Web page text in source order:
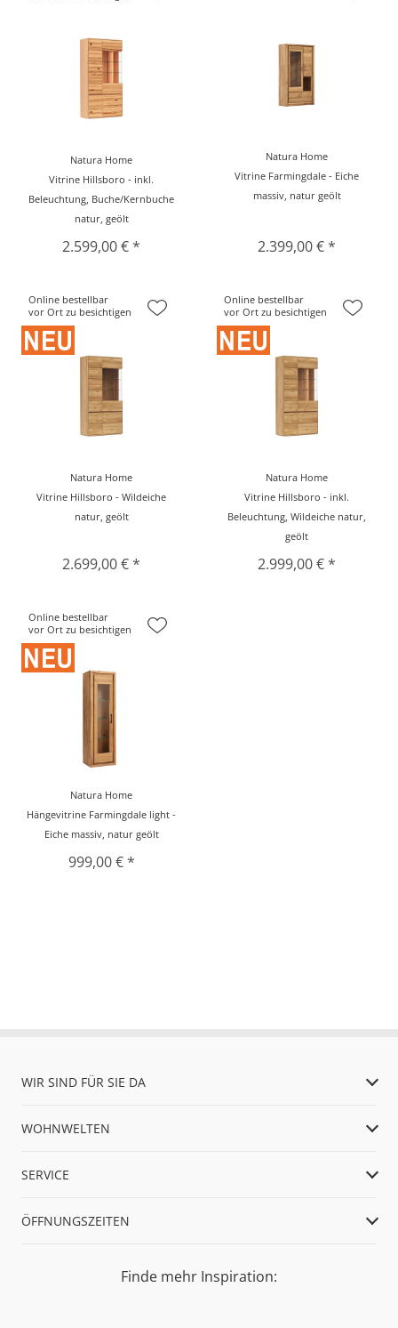
Natura Home
Vitrine Hillsboro - inkl.
Beleuchtung, Buche/Kernbuche
natur, geölt
2.599,00 € *
Natura Home
Vitrine Farmingdale - Eiche
massiv, natur geölt
2.399,00 € *
Online bestellbar
vor Ort zu besichtigen
Natura Home
Vitrine Hillsboro - Wildeiche
natur, geölt
2.699,00 € *
Online bestellbar
vor Ort zu besichtigen
Natura Home
Vitrine Hillsboro - inkl.
Beleuchtung, Wildeiche natur,
geölt
2.999,00 € *
Online bestellbar
vor Ort zu besichtigen
Natura Home
Hängevitrine Farmingdale light -
Eiche massiv, natur geölt
999,00 € *
WIR SIND FÜR SIE DA
WOHNWELTEN
SERVICE
ÖFFNUNGSZEITEN
Finde mehr Inspiration: